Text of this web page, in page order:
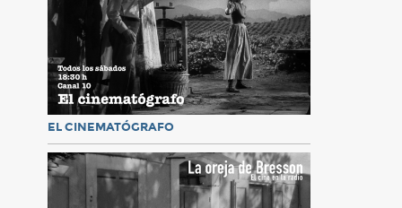
EL CINEMATÓGRAFO